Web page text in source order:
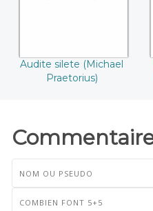
Audite silete (Michael
Praetorius)